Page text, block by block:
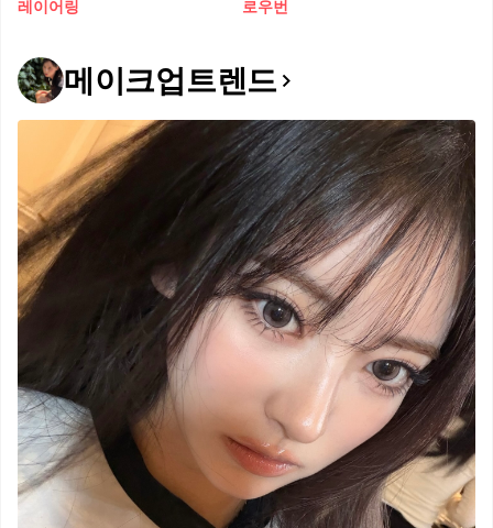
레이어링
로우번
메이크업트렌드